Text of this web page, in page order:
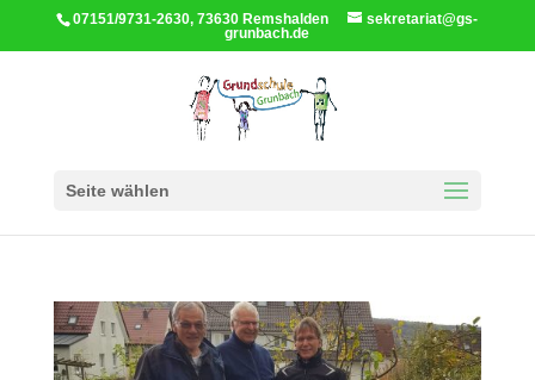
07151/9731-2630, 73630 Remshalden
sekretariat@gs-
grunbach.de
Seite wählen